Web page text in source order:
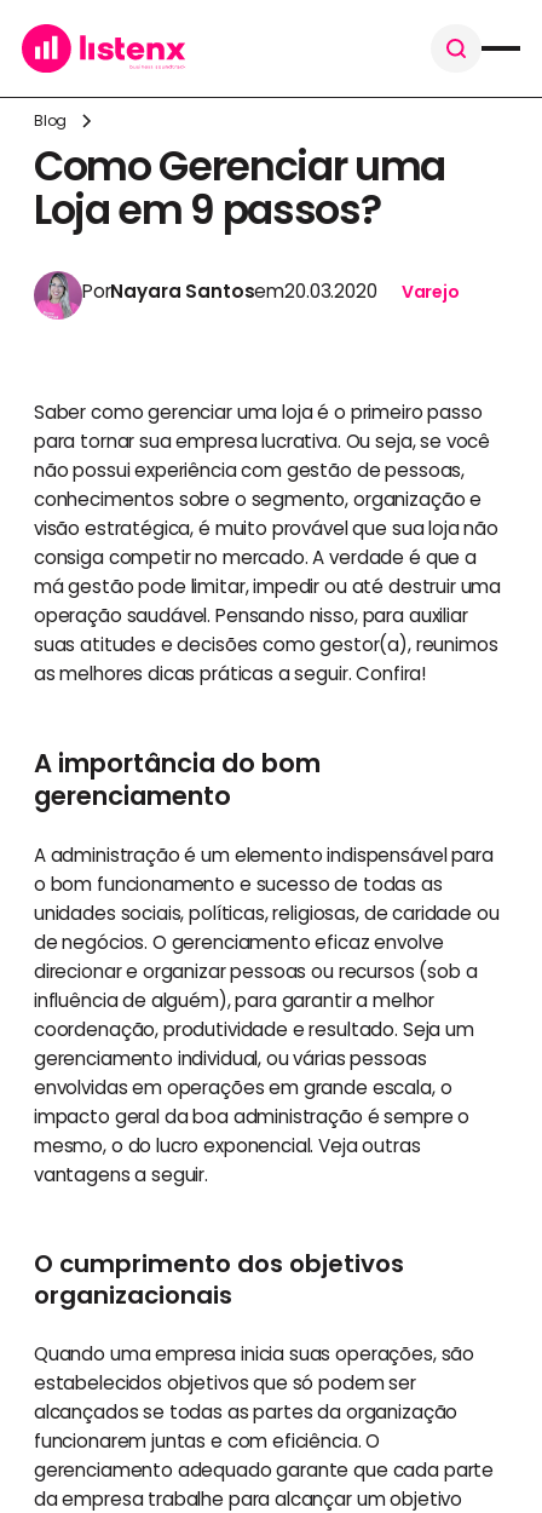
Blog
Como Gerenciar uma
Loja em 9 passos?
PorNayara Santosem20.03.2020 Varejo
Saber como gerenciar uma loja é o primeiro passo
para tornar sua empresa lucrativa. Ou seja, se você
não possui experiência com gestão de pessoas,
conhecimentos sobre o segmento, organização e
visão estratégica, é muito provável que sua loja não
consiga competir no mercado. A verdade é que a
má gestão pode limitar, impedir ou até destruir uma
operação saudável. Pensando nisso, para auxiliar
suas atitudes e decisões como gestor(a), reunimos
as melhores dicas práticas a seguir. Confira!
A importância do bom
gerenciamento
A administração é um elemento indispensável para
o bom funcionamento e sucesso de todas as
unidades sociais, políticas, religiosas, de caridade ou
de negócios. O gerenciamento eficaz envolve
direcionar e organizar pessoas ou recursos (sob a
influência de alguém), para garantir a melhor
coordenação, produtividade e resultado. Seja um
gerenciamento individual, ou várias pessoas
envolvidas em operações em grande escala, o
impacto geral da boa administração é sempre o
mesmo, o do lucro exponencial. Veja outras
vantagens a seguir.
O cumprimento dos objetivos
organizacionais
Quando uma empresa inicia suas operações, são
estabelecidos objetivos que só podem ser
alcançados se todas as partes da organização
funcionarem juntas e com eficiência. O
gerenciamento adequado garante que cada parte
da empresa trabalhe para alcançar um objetivo